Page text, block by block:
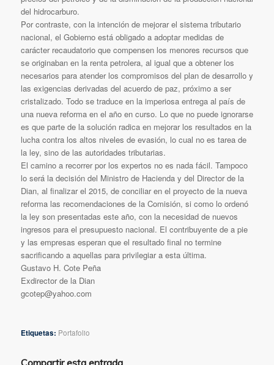
del hidrocarburo.
Por contraste, con la intención de mejorar el sistema tributario
nacional, el Gobierno está obligado a adoptar medidas de
carácter recaudatorio que compensen los menores recursos que
se originaban en la renta petrolera, al igual que a obtener los
necesarios para atender los compromisos del plan de desarrollo y
las exigencias derivadas del acuerdo de paz, próximo a ser
cristalizado. Todo se traduce en la imperiosa entrega al país de
una nueva reforma en el año en curso. Lo que no puede ignorarse
es que parte de la solución radica en mejorar los resultados en la
lucha contra los altos niveles de evasión, lo cual no es tarea de
la ley, sino de las autoridades tributarias.
El camino a recorrer por los expertos no es nada fácil. Tampoco
lo será la decisión del Ministro de Hacienda y del Director de la
Dian, al finalizar el 2015, de conciliar en el proyecto de la nueva
reforma las recomendaciones de la Comisión, si como lo ordenó
la ley son presentadas este año, con la necesidad de nuevos
ingresos para el presupuesto nacional. El contribuyente de a pie
y las empresas esperan que el resultado final no termine
sacrificando a aquellas para privilegiar a esta última.
Gustavo H. Cote Peña
Exdirector de la Dian
gcotep@yahoo.com
Etiquetas: Portafolio